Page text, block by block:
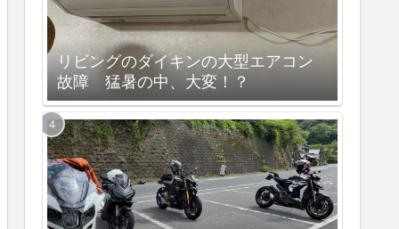
リビングのダイキンの大型エアコン
故障 猛暑の中、大変！？